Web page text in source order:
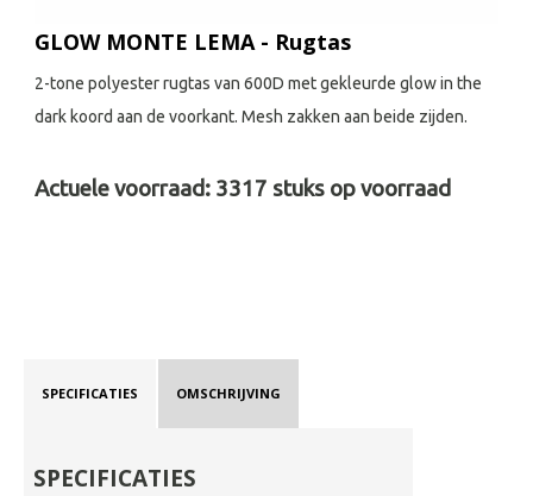
GLOW MONTE LEMA - Rugtas
2-tone polyester rugtas van 600D met gekleurde glow in the
dark koord aan de voorkant. Mesh zakken aan beide zijden.
Actuele voorraad: 3317 stuks op voorraad
SPECIFICATIES OMSCHRIJVING
SPECIFICATIES